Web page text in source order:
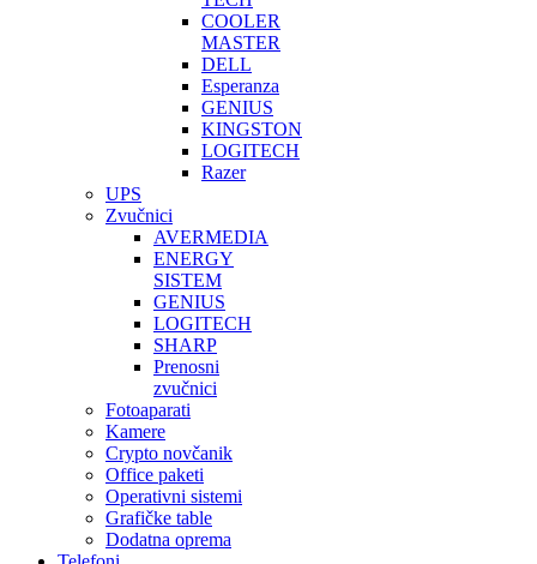
COOLER
MASTER
DELL
Esperanza
GENIUS
KINGSTON
LOGITECH
Razer
UPS
Zvučnici
AVERMEDIA
ENERGY
SISTEM
GENIUS
LOGITECH
SHARP
Prenosni
zvučnici
Fotoaparati
Kamere
Crypto novčanik
Office paketi
Operativni sistemi
Grafičke table
Dodatna oprema